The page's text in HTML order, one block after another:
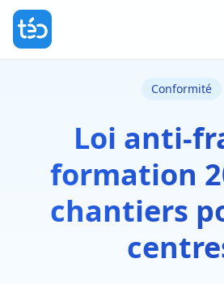
Conformité
Loi anti-
formation
chantiers